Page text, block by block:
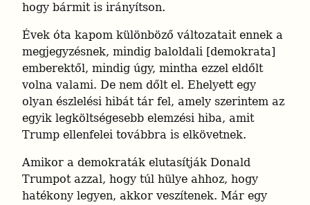
hogy bármit is irányítson.
Évek óta kapom különböző változatait ennek a
megjegyzésnek, mindig baloldali [demokrata]
emberektől, mindig úgy, mintha ezzel eldőlt
volna valami. De nem dőlt el. Ehelyett egy
olyan észlelési hibát tár fel, amely szerintem az
egyik legköltségesebb elemzési hiba, amit
Trump ellenfelei továbbra is elkövetnek.
Amikor a demokraták elutasítják Donald
Trumpot azzal, hogy túl hülye ahhoz, hogy
hatékony legyen, akkor veszítenek. Már egy